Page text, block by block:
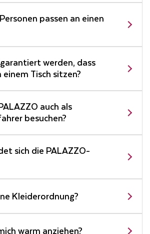
passen an einen
werden, dass
einem Tisch sitzen?
auch als
besuchen?
sich die PALAZZO-
Kleiderordnung?
warm anziehen?